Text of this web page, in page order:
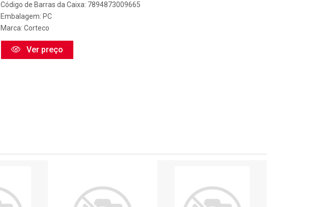
Código de Barras da Caixa: 7894873009665
Embalagem: PC
Marca: Corteco
Ver preço